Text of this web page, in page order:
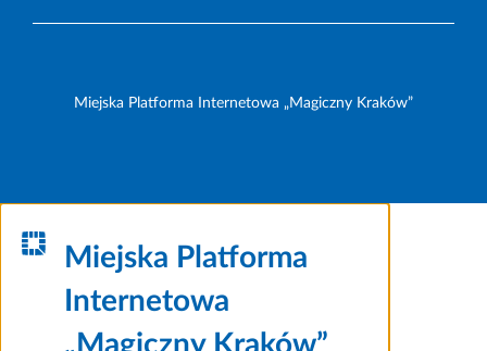
Miejska Platforma Internetowa „Magiczny Kraków”
Miejska Platforma
Internetowa
„Magiczny Kraków”